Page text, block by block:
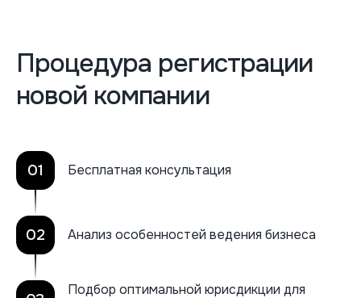
Процедура регистрации
новой компании
01 Бесплатная консультация
02 Анализ особенностей ведения бизнеса
Подбор оптимальной юрисдикции для